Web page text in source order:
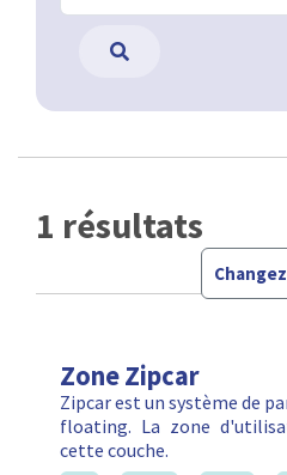
1 résultats
Zone Zipcar
Zipcar est un système de
floating. La zone
cette couche.